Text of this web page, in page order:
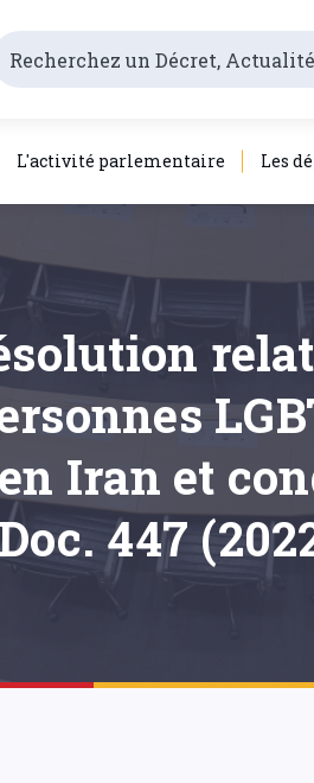
L'activité parlementaire Les
Iran et
447